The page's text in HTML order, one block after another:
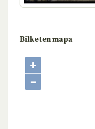
Bilketen mapa
+
−